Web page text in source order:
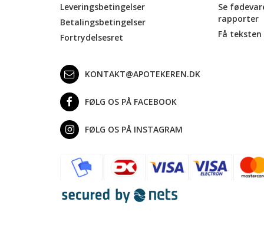
Leveringsbetingelser
Betalingsbetingelser
Fortrydelsesret
Se
rapporter
Få
KONTAKT@APOTEKEREN.DK
FØLG OS PÅ FACEBOOK
FØLG OS PÅ INSTAGRAM